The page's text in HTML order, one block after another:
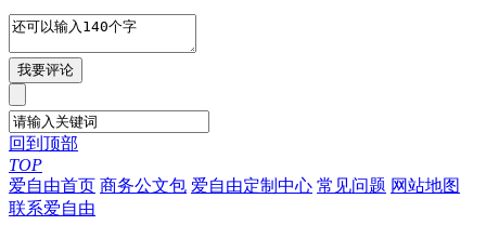
回到顶部
TOP
爱自由首页 商务公文包 爱自由定制中心 常见问题 网站地图
联系爱自由